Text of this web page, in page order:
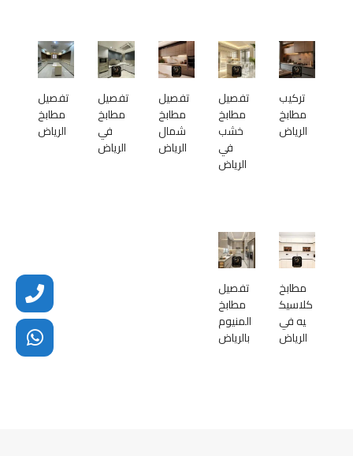
تركيب
مطابخ
الرياض
تفصيل
مطابخ
خشب
في
الرياض
تفصيل
مطابخ
شمال
الرياض
تفصيل
مطابخ
في
الرياض
تفصيل
مطابخ
الرياض
مطابخ
كلاسيك
يه في
الرياض
تفصيل
مطابخ
المنيوم
بالرياض